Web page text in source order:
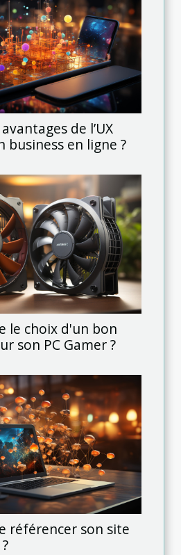
de l’UX
business en ligne ?
le choix d'un bon
son PC Gamer ?
référencer son site